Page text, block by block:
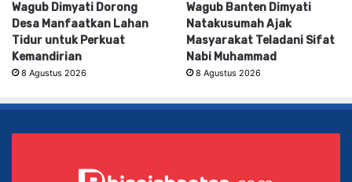
Wagub Dimyati Dorong
Desa Manfaatkan Lahan
Tidur untuk Perkuat
Kemandirian
8 Agustus 2026
Wagub Banten Dimyati
Natakusumah Ajak
Masyarakat Teladani Sifat
Nabi Muhammad
8 Agustus 2026